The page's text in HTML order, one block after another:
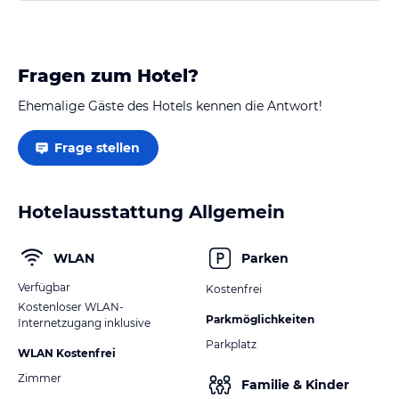
Fragen zum Hotel?
Ehemalige Gäste des Hotels kennen die Antwort!
Frage stellen
Hotelausstattung Allgemein
WLAN
Verfügbar
Kostenloser WLAN-
Internetzugang inklusive
WLAN Kostenfrei
Zimmer
Parken
Kostenfrei
Parkmöglichkeiten
Parkplatz
Familie & Kinder